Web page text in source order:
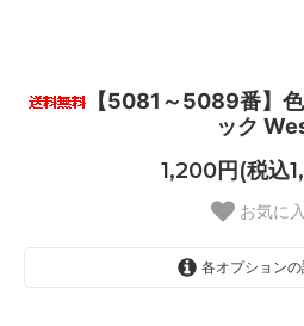
【5081～5089番】色
ック
1,200円(税込
お気に
各オプション